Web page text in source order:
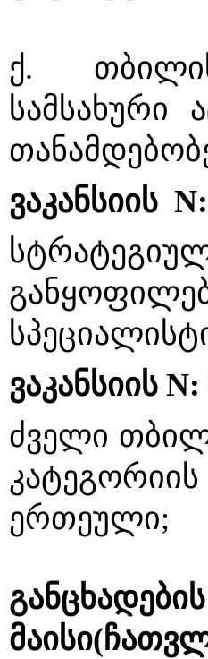
ქ.
სამსახური
ვაკანსიის
ვაკანსიის N:
ძველი
ერთეული;